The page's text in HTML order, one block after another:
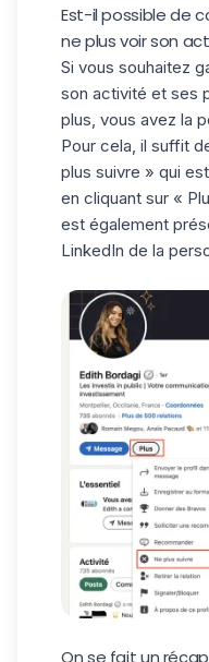
Est-il possible de
ne plus voir son
Si vous souhaitez
son activité et ses
plus, vous avez la
Pour cela, il suffit
plus suivre » qui
en cliquant sur «
est également
LinkedIn de la
On se fait un